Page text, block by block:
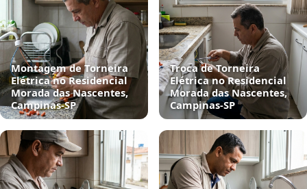
Montagem de Torneira
Elétrica no Residencial
Morada das Nascentes,
Campinas‑SP
Troca de Torneira
Elétrica no Residencial
Morada das Nascentes,
Campinas‑SP